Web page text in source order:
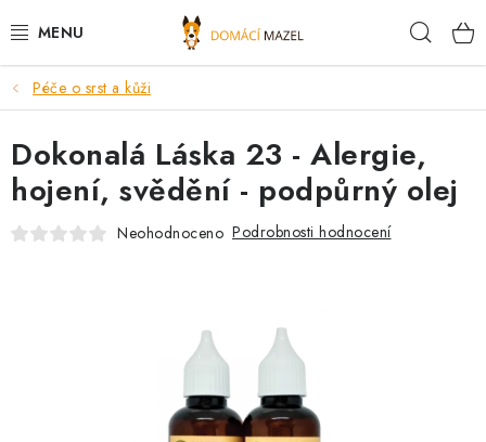
na
DOPORUČUJEME
VÝPRODEJ SKLADU
PSI
Péče o srst a kůži
Dokonalá Láska 23 - Alergie,
hojení, svědění - podpůrný olej
Neohodnoceno Podrobnosti hodnocení